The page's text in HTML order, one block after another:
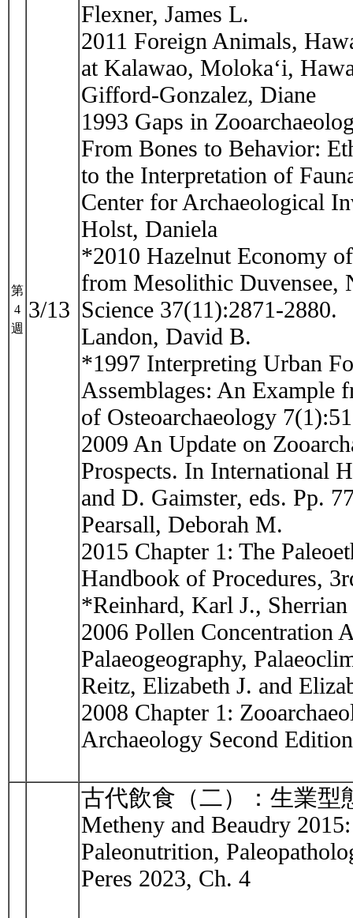
第
4
週
3/13
Flexner, James L.
2011 Foreign Animals,
at Kalawao, Moloka‘i,
Gifford-Gonzalez, Diane
1993 Gaps in
From Bones to Behavior:
to the Interpretation of
Center for Archaeological
Holst, Daniela
*2010 Hazelnut Economy
from Mesolithic Duvensee,
Science 37(11):2871-2880.
Landon, David B.
*1997 Interpreting Urban
Assemblages: An Example
of Osteoarchaeology
2009 An Update on
Prospects. In International
and D. Gaimster, eds. Pp.
Pearsall, Deborah M.
2015 Chapter 1: The
Handbook of Procedures,
*Reinhard, Karl J.,
2006 Pollen Concentration
Palaeogeography,
Reitz, Elizabeth J. and
2008 Chapter 1:
Archaeology Second
古代飲食（二）：生業型
Metheny and Beaudry
Paleonutrition,
Peres 2023, Ch. 4